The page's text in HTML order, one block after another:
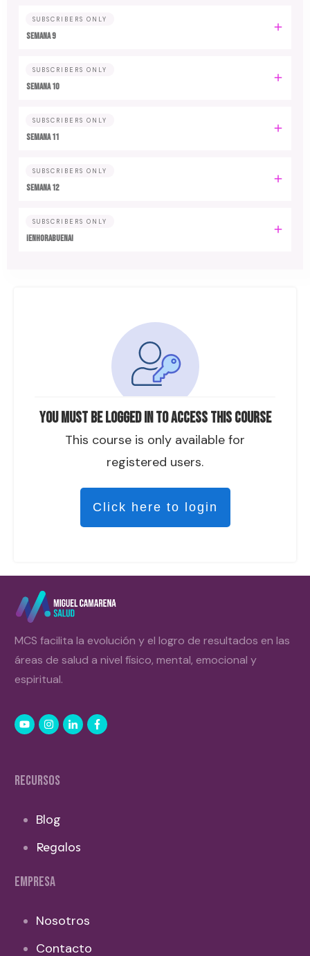
You must be logged in to access this course
This course is only available for
registered users.
Click here to login
SUBSCRIBERS ONLY
Semana 9
SUBSCRIBERS ONLY
Semana 10
SUBSCRIBERS ONLY
Semana 11
SUBSCRIBERS ONLY
Semana 12
SUBSCRIBERS ONLY
¡Enhorabuena!
MCS facilita la evolución y el logro de resultados en las
áreas de salud a nivel físico, mental, emocional y
espiritual.
RECURSOS
Blog
Regalos
EMPRESA
Nosotros
Contacto